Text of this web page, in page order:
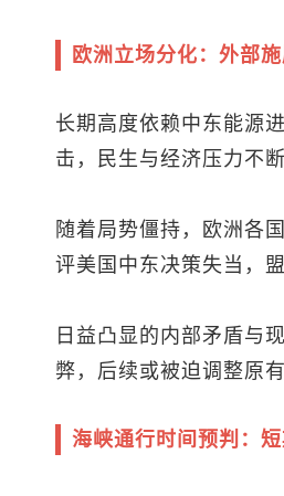
欧洲立场分化：外部
长期高度依赖中东能源
击，民生与经济压力不断
随着局势僵持，欧洲各
评美国中东决策失当，
日益凸显的内部矛盾与
弊，后续或被迫调整原
海峡通行时间预判：